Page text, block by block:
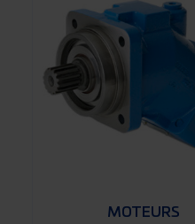
MOTEURS